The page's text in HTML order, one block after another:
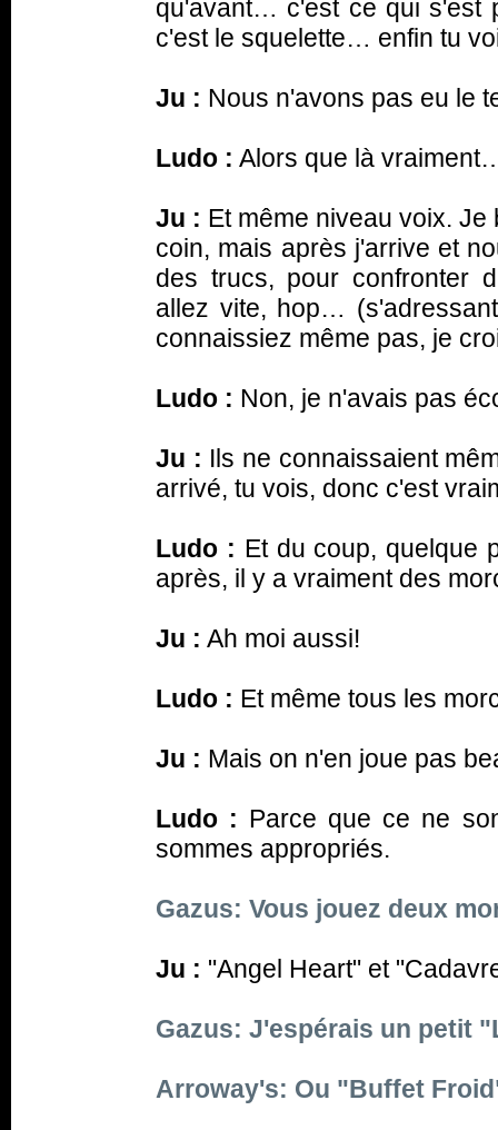
qu'avant… c'est ce qui s'est
c'est le squelette… enfin tu
Ju : Nous n'avons pas eu le
Ludo : Alors que là
Ju : Et même niveau voix.
coin, mais après j'arrive et
des trucs, pour confronter
allez vite, hop…
connaissiez même pas, je
Ludo : Non, je n'avais pas
Ju : Ils ne connaissaient
arrivé, tu vois, donc c'est
Ludo : Et du coup, quelque
après, il y a vraiment des
Ju : Ah moi aussi!
Ludo : Et même tous les
Ju : Mais on n'en joue pas
Ludo : Parce que ce ne
sommes appropriés.
Gazus: Vous jouez deux
Ju : "Angel Heart" et
Gazus: J'espérais un petit
Arroway's: Ou "Buffet